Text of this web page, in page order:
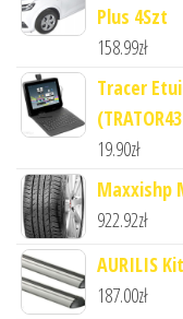
Plus 4Szt
158.99zł
Tracer
19.90zł
Maxxishp
922.92zł
AURILIS
187.00zł